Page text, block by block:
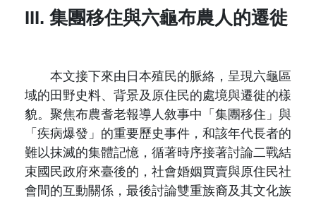
III. 集團移住與六龜布農人的遷徙
本文接下來由日本殖民的脈絡，呈現六龜區
域的田野史料、背景及原住民的處境與遷徙的樣
貌。聚焦布農耆老報導人敘事中「集團移住」與
「疾病爆發」的重要歷史事件，和該年代長者的
難以抹滅的集體記憶，循著時序接著討論二戰結
束國民政府來臺後的，社會婚姻買賣與原住民社
會間的互動關係，最後討論雙重族裔及其文化族